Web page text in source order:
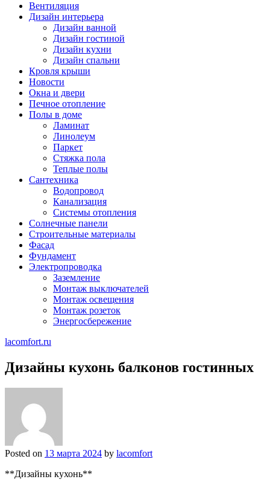
Вентиляция
Дизайн интерьера
Дизайн ванной
Дизайн гостиной
Дизайн кухни
Дизайн спальни
Кровля крыши
Новости
Окна и двери
Печное отопление
Полы в доме
Ламинат
Линолеум
Паркет
Стяжка пола
Теплые полы
Сантехника
Водопровод
Канализация
Системы отопления
Солнечные панели
Строительные материалы
Фасад
Фундамент
Электропроводка
Заземление
Монтаж выключателей
Монтаж освещения
Монтаж розеток
Энергосбережение
lacomfort.ru
Дизайны кухонь балконов гостинных
Posted on 13 марта 2024 by lacomfort
**Дизайны кухонь**